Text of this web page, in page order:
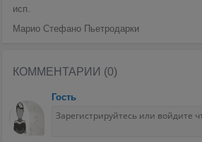
исп.
Марио Стефано Пьетродарки
КОММЕНТАРИИ (0)
Гость